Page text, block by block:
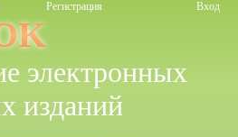
Регистрация Вход
электронных
изданий